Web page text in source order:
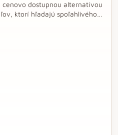
cenovo dostupnou alternatívou
ktorí hľadajú spoľahlivého